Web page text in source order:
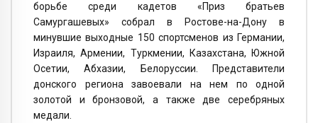
борьбе среди кадетов «Приз братьев
Самургашевых» собрал в Ростове-на-Дону в
минувшие выходные 150 спортсменов из Германии,
Израиля, Армении, Туркмении, Казахстана, Южной
Осетии, Абхазии, Белоруссии. Представители
донского региона завоевали на нем по одной
золотой и бронзовой, а также две серебряных
медали.